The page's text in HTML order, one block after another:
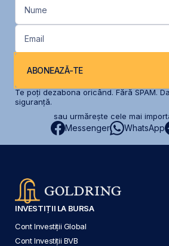
Nume
Email
ABONEAZĂ-TE
Te poți dezabona oricând. Fără SPAM.
siguranță.
sau urmărește cele mai
Messenger WhatsApp
INVESTIȚII LA BURSA
Cont Investiții Global
Cont Investiții BVB